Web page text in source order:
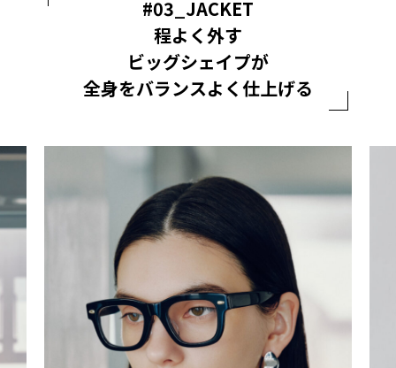
#03_JACKET
程よく外す
ビッグシェイプが
全身をバランスよく仕上げる